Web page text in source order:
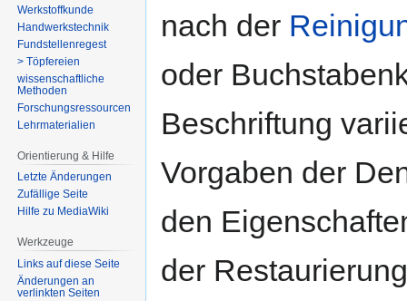
nach der
oder
Beschriftung
Vorgaben der
den
der
Werkstoffkunde
Handwerkstechnik
Fundstellenregest
> Töpfereien
wissenschaftliche
Methoden
Forschungsressourcen
Lehrmaterialien
Orientierung & Hilfe
Letzte Änderungen
Zufällige Seite
Hilfe zu MediaWiki
Werkzeuge
Links auf diese Seite
Änderungen an
verlinkten Seiten